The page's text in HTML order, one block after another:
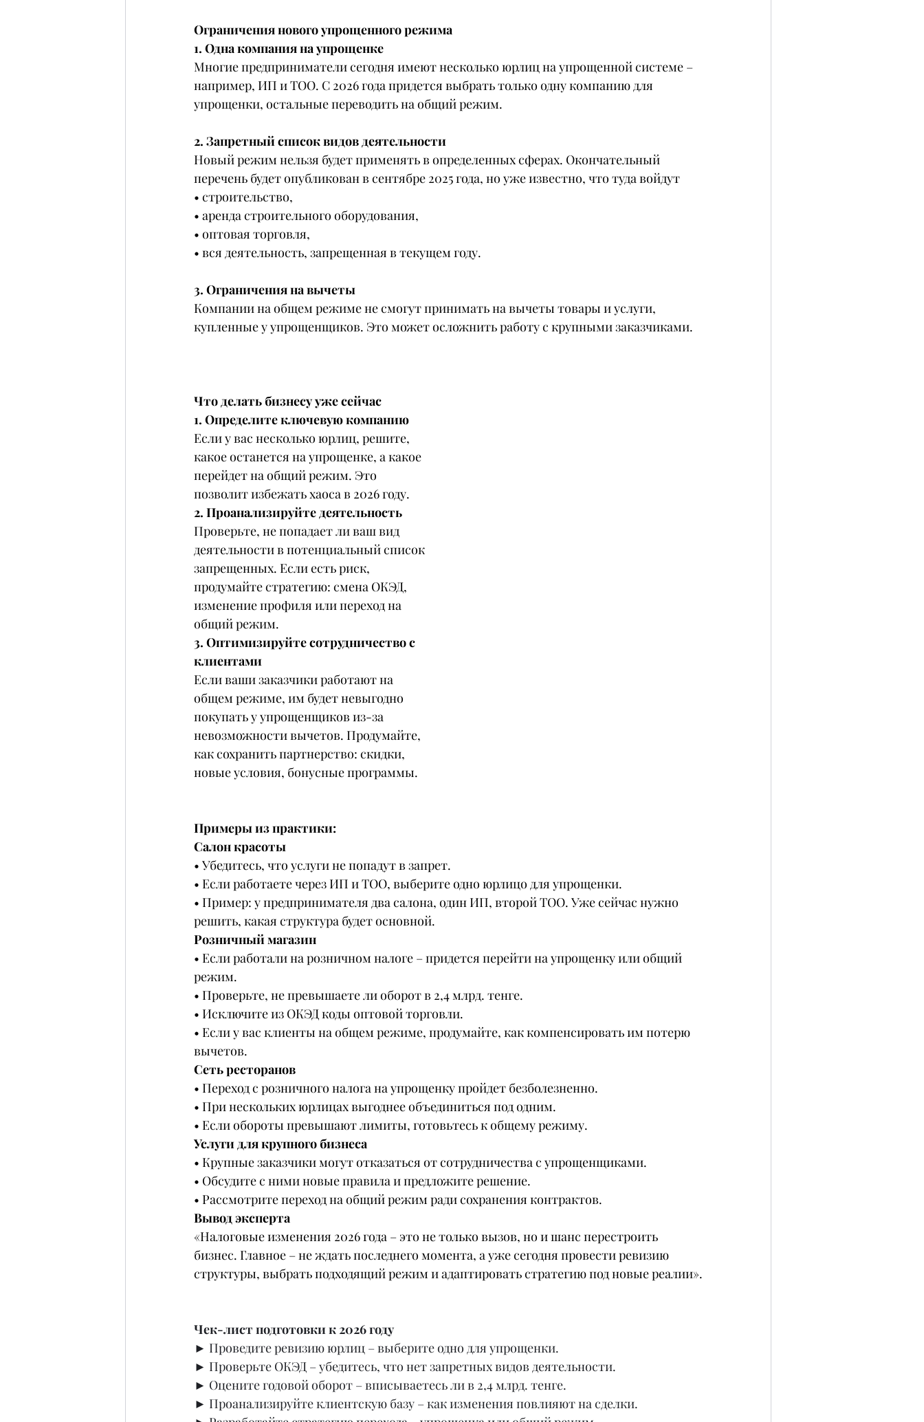
Ограничения нового упрощенного режима
1. Одна компания на упрощенке
Многие предприниматели сегодня имеют несколько юрлиц на упрощенной системе –
например, ИП и ТОО. С 2026 года придется выбрать только одну компанию для
упрощенки, остальные переводить на общий режим.
2. Запретный список видов деятельности
Новый режим нельзя будет применять в определенных сферах. Окончательный
перечень будет опубликован в сентябре 2025 года, но уже известно, что туда войдут
• строительство,
• аренда строительного оборудования,
• оптовая торговля,
• вся деятельность, запрещенная в текущем году.
3. Ограничения на вычеты
Компании на общем режиме не смогут принимать на вычеты товары и услуги,
купленные у упрощенщиков. Это может осложнить работу с крупными заказчиками.
Что делать бизнесу уже сейчас
1. Определите ключевую компанию
Если у вас несколько юрлиц, решите,
какое останется на упрощенке, а какое
перейдет на общий режим. Это
позволит избежать хаоса в 2026 году.
2. Проанализируйте деятельность
Проверьте, не попадает ли ваш вид
деятельности в потенциальный список
запрещенных. Если есть риск,
продумайте стратегию: смена ОКЭД,
изменение профиля или переход на
общий режим.
3. Оптимизируйте сотрудничество с
клиентами
Если ваши заказчики работают на
общем режиме, им будет невыгодно
покупать у упрощенщиков из-за
невозможности вычетов. Продумайте,
как сохранить партнерство: скидки,
новые условия, бонусные программы.
Примеры из практики:
Салон красоты
• Убедитесь, что услуги не попадут в запрет.
• Если работаете через ИП и ТОО, выберите одно юрлицо для упрощенки.
• Пример: у предпринимателя два салона, один ИП, второй ТОО. Уже сейчас нужно
решить, какая структура будет основной.
Розничный магазин
• Если работали на розничном налоге – придется перейти на упрощенку или общий
режим.
• Проверьте, не превышаете ли оборот в 2,4 млрд. тенге.
• Исключите из ОКЭД коды оптовой торговли.
• Если у вас клиенты на общем режиме, продумайте, как компенсировать им потерю
вычетов.
Сеть ресторанов
• Переход с розничного налога на упрощенку пройдет безболезненно.
• При нескольких юрлицах выгоднее объединиться под одним.
• Если обороты превышают лимиты, готовьтесь к общему режиму.
Услуги для крупного бизнеса
• Крупные заказчики могут отказаться от сотрудничества с упрощенщиками.
• Обсудите с ними новые правила и предложите решение.
• Рассмотрите переход на общий режим ради сохранения контрактов.
Вывод эксперта
«Налоговые изменения 2026 года – это не только вызов, но и шанс перестроить
бизнес. Главное – не ждать последнего момента, а уже сегодня провести ревизию
структуры, выбрать подходящий режим и адаптировать стратегию под новые реалии».
Чек-лист подготовки к 2026 году
► Проведите ревизию юрлиц – выберите одно для упрощенки.
► Проверьте ОКЭД – убедитесь, что нет запретных видов деятельности.
► Оцените годовой оборот – вписываетесь ли в 2,4 млрд. тенге.
► Проанализируйте клиентскую базу – как изменения повлияют на сделки.